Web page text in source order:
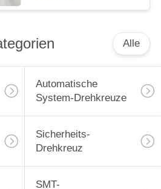
Alle
Automatische
System-Drehkreuze
Sicherheits-
Drehkreuz
SMT-